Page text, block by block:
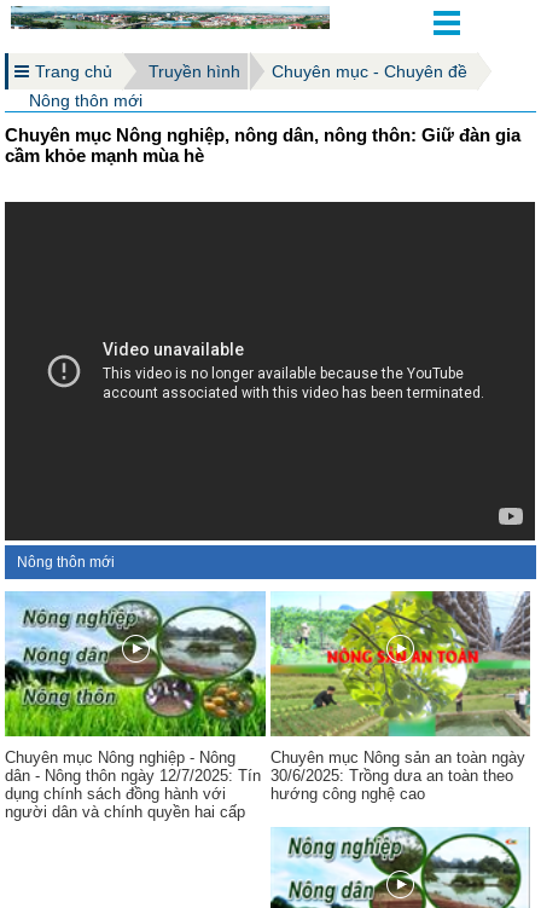
Trang chủ Truyền hình
Chuyên mục - Chuyên đề
Nông thôn mới
Chuyên mục Nông nghiệp, nông dân, nông thôn: Giữ đàn gia
cầm khỏe mạnh mùa hè
Nông thôn mới
Chuyên mục Nông nghiệp - Nông
dân - Nông thôn ngày 12/7/2025: Tín
dụng chính sách đồng hành với
người dân và chính quyền hai cấp
Chuyên mục Nông sản an toàn ngày
30/6/2025: Trồng dưa an toàn theo
hướng công nghệ cao